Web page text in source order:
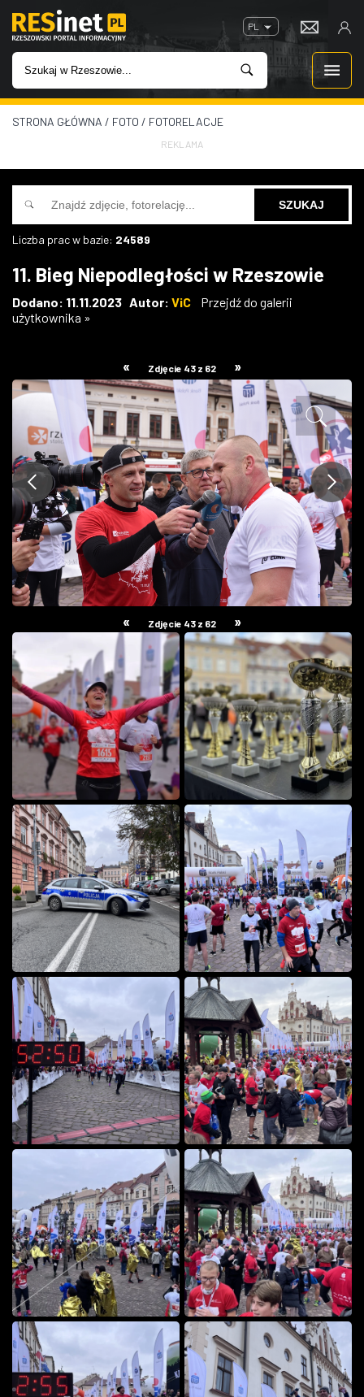
PL
WIADOMOŚCI
INWESTYCJE
IMPREZY
W KINACH
ZDJĘCIA
W RZESZOWIE
STRONA GŁÓWNA / FOTO / FOTORELACJE
REKLAMA
Liczba prac w bazie: 24589
11. Bieg Niepodległości w Rzeszowie
Dodano: 11.11.2023 Autor: ViC
Przejdź do galerii
użytkownika »
« Zdjęcie 43 z 62 »
« Zdjęcie 43 z 62 »